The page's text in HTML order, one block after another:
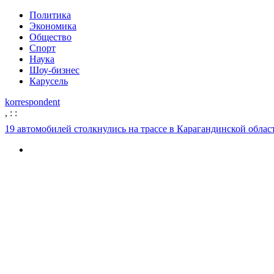
Политика
Экономика
Общество
Спорт
Наука
Шоу-бизнес
Карусель
korrespondent
, : :
19 автомобилей столкнулись на трассе в Карагандинской